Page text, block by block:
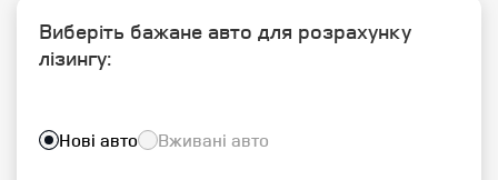
Виберіть бажане авто для розрахунку
лізингу:
Нові авто Вживані авто